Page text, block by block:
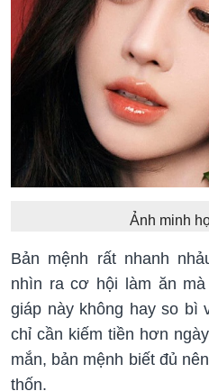
Ảnh minh
Bản mệnh rất nhanh
nhìn ra cơ hội làm ăn
giáp này không hay so bì
chỉ cần kiếm tiền hơn
mắn, bản mệnh biết đủ
thốn.